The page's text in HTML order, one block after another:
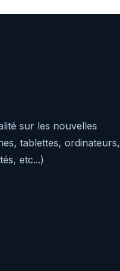
sur les nouvelles
tablettes, ordinateurs,
etc...)